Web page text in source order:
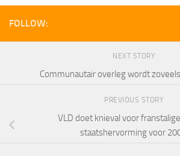
FOLLOW:
NEXT STORY
Communautair overleg wordt
PREVIOUS STORY
VLD doet knieval voor
staatshervorming voor